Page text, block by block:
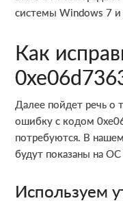
системы Windows 7 и
Как
Далее пойдет речь о
ошибку с кодом
потребуются. В
будут показаны на
Используем